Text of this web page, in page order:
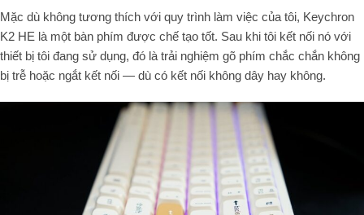
Mặc dù không tương thích với quy trình làm việc của tôi, Keychron
K2 HE là một bàn phím được chế tạo tốt. Sau khi tôi kết nối nó với
thiết bị tôi đang sử dụng, đó là trải nghiệm gõ phím chắc chắn không
bị trễ hoặc ngắt kết nối — dù có kết nối không dây hay không.